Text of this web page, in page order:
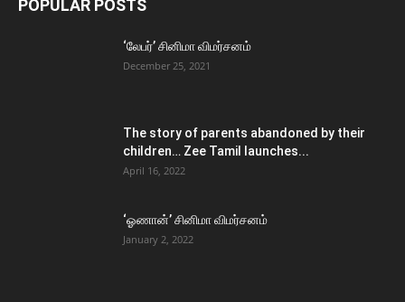
POPULAR POSTS
‘லேபர்’ சினிமா விமர்சனம்
December 25, 2021
The story of parents abandoned by their
children… Zee Tamil launches...
April 16, 2022
‘ஓணான்’ சினிமா விமர்சனம்
January 2, 2022